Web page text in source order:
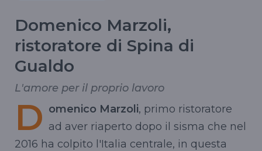
Domenico Marzoli,
ristoratore di Spina di
Gualdo
L'amore per il proprio lavoro
D omenico Marzoli, primo ristoratore
ad aver riaperto dopo il sisma che nel
2016 ha colpito l'Italia centrale, in questa